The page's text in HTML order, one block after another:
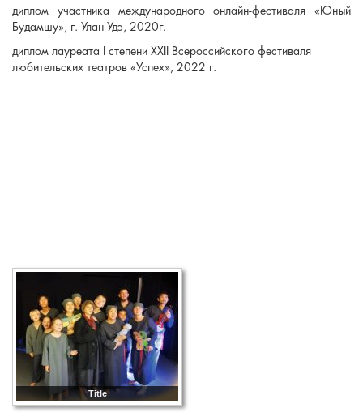
диплом участника международного онлайн-фестиваля «Юный
Будамшу», г. Улан-Удэ, 2020г.
диплом лауреата I степени XXII Всероссийского фестиваля
любительских театров «Успех», 2022 г.
Title